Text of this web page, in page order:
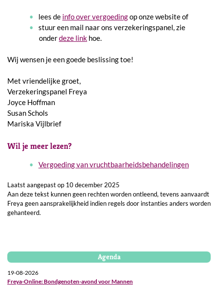
lees de info over vergoedingop onze website of
stuur een mail naar ons verzekeringspanel, zie
onderdeze link hoe.
Wij wensen je een goede beslissing toe!
Met vriendelijke groet,
Verzekeringspanel Freya
Joyce Hoffman
Susan Schols
Mariska Vijlbrief
Wil je meer lezen?
Vergoeding van vruchtbaarheidsbehandelingen
Laatst aangepast op 10 december 2025
Aan deze tekst kunnen geen rechten worden ontleend, tevens aanvaardt
Freya geen aansprakelijkheid indien regels door instanties anders worden
gehanteerd.
Agenda
19-08-2026
Freya-Online: Bondgenoten-avond voor Mannen